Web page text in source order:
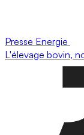
Presse Energie
L'élevage bovin,